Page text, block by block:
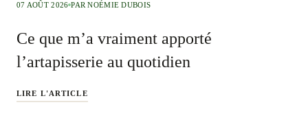
07 AOÛT 2026 PAR NOÉMIE DUBOIS
Ce que m’a vraiment apporté
l’artapisserie au quotidien
LIRE L'ARTICLE